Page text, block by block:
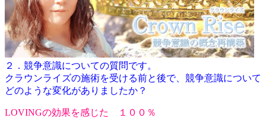
２．競争意識についての質問です。
クラウンライズの施術を受ける前と後で、競争意識について
どのような変化がありましたか？
LOVINGの効果を感じた １００％